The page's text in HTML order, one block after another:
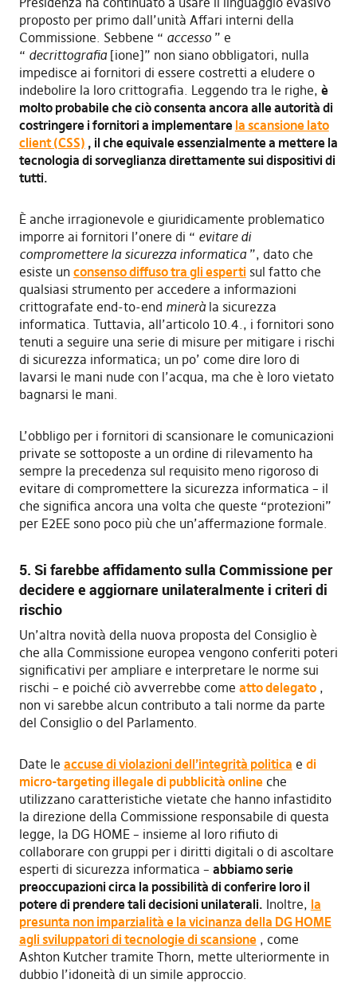
proposto per primo dall’unità Affari interni della
Commissione. Sebbene “ accesso” e
“ decrittografia[ione]” non siano obbligatori, nulla
impedisce ai fornitori di essere costretti a eludere o
indebolire la loro crittografia. Leggendo tra le righe, è
molto probabile che ciò consenta ancora alle autorità di
costringere i fornitori a implementare la scansione lato
client (CSS) , il che equivale essenzialmente a mettere la
tecnologia di sorveglianza direttamente sui dispositivi di
tutti.
È anche irragionevole e giuridicamente problematico
imporre ai fornitori l’onere di “ evitare di
compromettere la sicurezza informatica”, dato che
esiste un consenso diffuso tra gli esperti sul fatto che
qualsiasi strumento per accedere a informazioni
crittografate end-to-end mineràla sicurezza
informatica. Tuttavia, all’articolo 10.4., i fornitori sono
tenuti a seguire una serie di misure per mitigare i rischi
di sicurezza informatica; un po’ come dire loro di
lavarsi le mani nude con l’acqua, ma che è loro vietato
bagnarsi le mani.
L’obbligo per i fornitori di scansionare le comunicazioni
private se sottoposte a un ordine di rilevamento ha
sempre la precedenza sul requisito meno rigoroso di
evitare di compromettere la sicurezza informatica – il
che significa ancora una volta che queste “protezioni”
per E2EE sono poco più che un’affermazione formale.
5. Si farebbe affidamento sulla Commissione per
decidere e aggiornare unilateralmente i criteri di
rischio
Un’altra novità della nuova proposta del Consiglio è
che alla Commissione europea vengono conferiti poteri
significativi per ampliare e interpretare le norme sui
rischi – e poiché ciò avverrebbe come atto delegato,
non vi sarebbe alcun contributo a tali norme da parte
del Consiglio o del Parlamento.
Date le accuse di violazioni dell’integrità politica e di
micro-targeting illegale di pubblicità onlineche
utilizzano caratteristiche vietate che hanno infastidito
la direzione della Commissione responsabile di questa
legge, la DG HOME – insieme al loro rifiuto di
collaborare con gruppi per i diritti digitali o di ascoltare
esperti di sicurezza informatica – abbiamo serie
preoccupazioni circa la possibilità di conferire loro il
potere di prendere tali decisioni unilaterali. Inoltre, la
presunta non imparzialità e la vicinanza della DG HOME
agli sviluppatori di tecnologie di scansione, come
Ashton Kutcher tramite Thorn, mette ulteriormente in
dubbio l’idoneità di un simile approccio.